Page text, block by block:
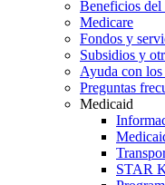
Beneficios
Medicare
Fondos y
Subsidios y
Ayuda con los
Preguntas
Medicaid
STAR